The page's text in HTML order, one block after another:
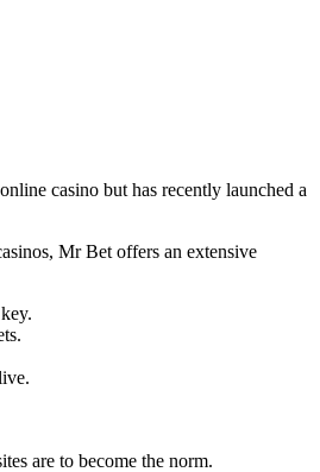
casino but has recently launched a
Mr Bet offers an extensive
are to become the norm.